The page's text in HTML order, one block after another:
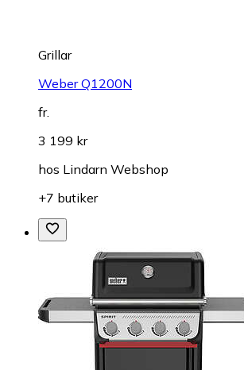
Grillar
Weber Q1200N
fr.
3 199 kr
hos Lindarn Webshop
+7 butiker